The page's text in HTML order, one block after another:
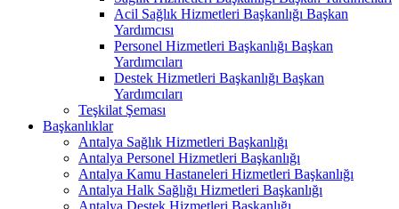
Acil Sağlık Hizmetleri Başkanlığı Başkan
Yardımcısı
Personel Hizmetleri Başkanlığı Başkan
Yardımcıları
Destek Hizmetleri Başkanlığı Başkan
Yardımcıları
Teşkilat Şeması
Başkanlıklar
Antalya Sağlık Hizmetleri Başkanlığı
Antalya Personel Hizmetleri Başkanlığı
Antalya Kamu Hastaneleri Hizmetleri Başkanlığı
Antalya Halk Sağlığı Hizmetleri Başkanlığı
Antalya Destek Hizmetleri Başkanlığı